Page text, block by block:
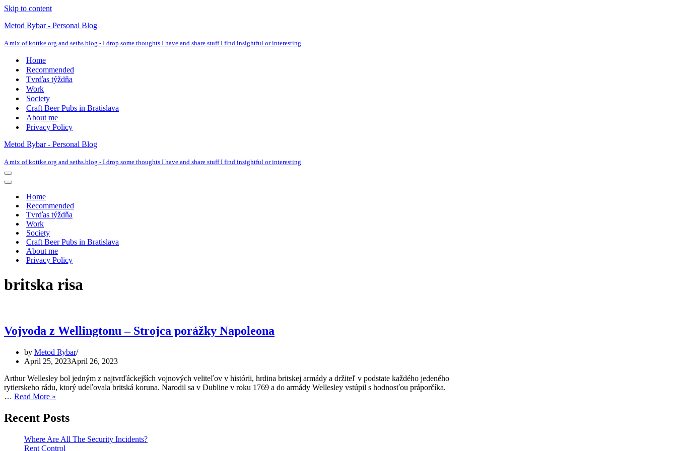
Skip to content
Metod Rybar - Personal Blog
A mix of kottke.org and seths.blog - I drop some thoughts I have and share stuff I find insightful or interesting
Home
Recommended
Tvrďas týždňa
Work
Society
Craft Beer Pubs in Bratislava
About me
Privacy Policy
Metod Rybar - Personal Blog
A mix of kottke.org and seths.blog - I drop some thoughts I have and share stuff I find insightful or interesting
Navigation
Menu
Navigation
Home
Recommended
Tvrďas týždňa
Work
Society
Craft Beer Pubs in Bratislava
About me
Privacy Policy
britska risa
Vojvoda z Wellingtonu – Strojca porážky Napoleona
by Metod Rybar
April 25, 2023April 26, 2023
Arthur Wellesley bol jedným z najtvrďáckejších vojnových veliteľov v histórii, hrdina britskej armády a držiteľ v podstate každého jedeného
rytierskeho rádu, ktorý udeľovala britská koruna. Narodil sa v Dubline v roku 1769 a do armády Wellesley vstúpil s hodnosťou práporčíka.
… Read More »
Wellingtonu
–
porážky
Recent Posts
Where Are All The Security Incidents?
Rent Control